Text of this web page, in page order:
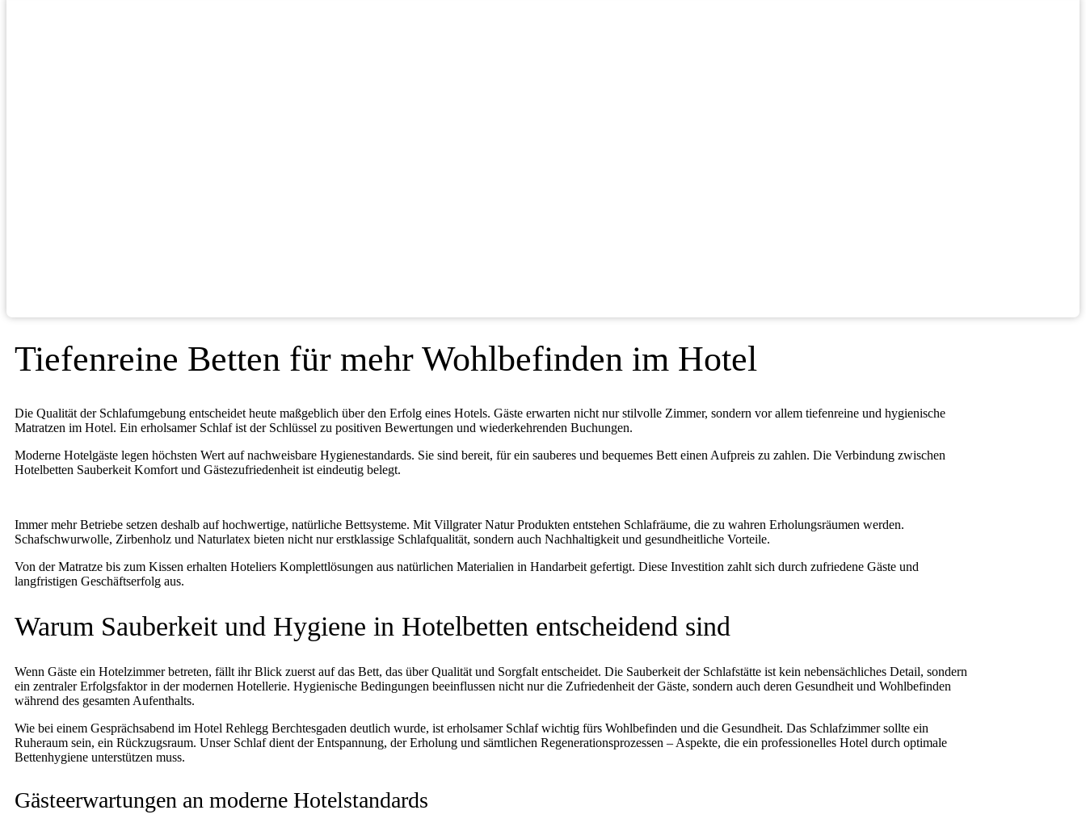
Tiefenreine Betten für mehr Wohlbefinden im Hotel
Die Qualität der Schlafumgebung entscheidet heute maßgeblich über den Erfolg eines Hotels. Gäste erwarten nicht nur stilvolle Zimmer, sondern vor allem tiefenreine und hygienische
Matratzen im Hotel. Ein erholsamer Schlaf ist der Schlüssel zu positiven Bewertungen und wiederkehrenden Buchungen.
Moderne Hotelgäste legen höchsten Wert auf nachweisbare Hygienestandards. Sie sind bereit, für ein sauberes und bequemes Bett einen Aufpreis zu zahlen. Die Verbindung zwischen
Hotelbetten Sauberkeit Komfort und Gästezufriedenheit ist eindeutig belegt.
Immer mehr Betriebe setzen deshalb auf hochwertige, natürliche Bettsysteme. Mit Villgrater Natur Produkten entstehen Schlafräume, die zu wahren Erholungsräumen werden.
Schafschwurwolle, Zirbenholz und Naturlatex bieten nicht nur erstklassige Schlafqualität, sondern auch Nachhaltigkeit und gesundheitliche Vorteile.
Von der Matratze bis zum Kissen erhalten Hoteliers Komplettlösungen aus natürlichen Materialien in Handarbeit gefertigt. Diese Investition zahlt sich durch zufriedene Gäste und
langfristigen Geschäftserfolg aus.
Warum Sauberkeit und Hygiene in Hotelbetten entscheidend sind
Wenn Gäste ein Hotelzimmer betreten, fällt ihr Blick zuerst auf das Bett, das über Qualität und Sorgfalt entscheidet. Die Sauberkeit der Schlafstätte ist kein nebensächliches Detail, sondern
ein zentraler Erfolgsfaktor in der modernen Hotellerie. Hygienische Bedingungen beeinflussen nicht nur die Zufriedenheit der Gäste, sondern auch deren Gesundheit und Wohlbefinden
während des gesamten Aufenthalts.
Wie bei einem Gesprächsabend im Hotel Rehlegg Berchtesgaden deutlich wurde, ist erholsamer Schlaf wichtig fürs Wohlbefinden und die Gesundheit. Das Schlafzimmer sollte ein
Ruheraum sein, ein Rückzugsraum. Unser Schlaf dient der Entspannung, der Erholung und sämtlichen Regenerationsprozessen – Aspekte, die ein professionelles Hotel durch optimale
Bettenhygiene unterstützen muss.
Gästeerwartungen an moderne Hotelstandards